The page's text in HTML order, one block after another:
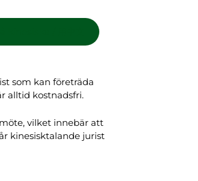
som kan företräda
alltid kostnadsfri.
vilket innebär att
kinesisktalande jurist